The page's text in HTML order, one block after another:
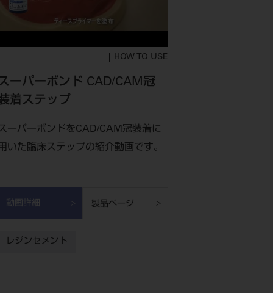
HOW TO USE
ーパーボンド CAD/CAM冠
着ステップ
ーパーボンドをCAD/CAM冠装着に
いた臨床ステップの紹介動画です。
動画詳細 製品ページ
レジンセメント